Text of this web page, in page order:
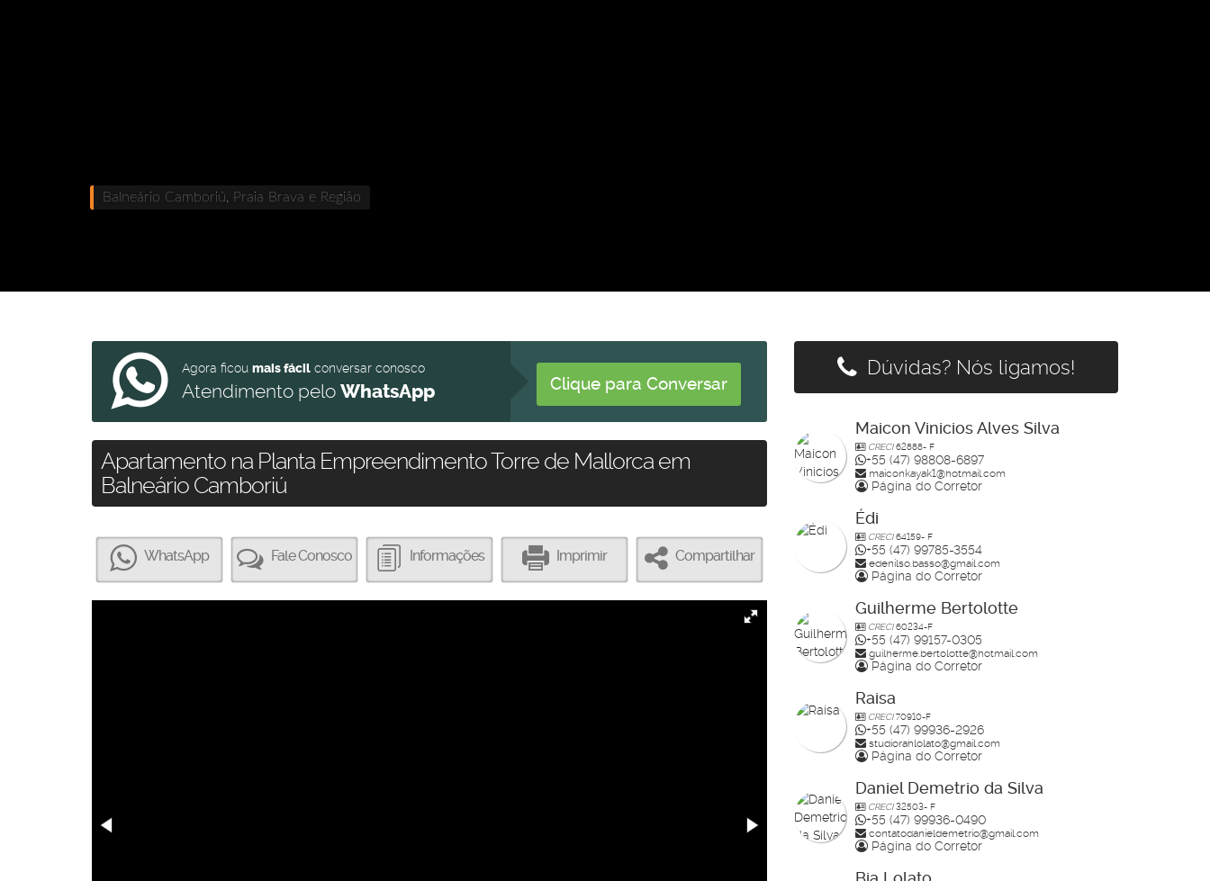
Balneário Camboriú, Praia Brava e Região
Agora ficou mais fácil conversar conosco
Atendimento pelo WhatsApp Clique para Conversar
Apartamento na Planta Empreendimento Torre de Mallorca em
Balneário Camboriú
WhatsApp Fale Conosco Informações Imprimir Compartilhar
Dúvidas? Nós ligamos!
Maicon Vinicios Alves Silva
CRECI62888- F
+55 (47) 98808-6897
maiconkayak1@hotmail.com
Página do Corretor
Édi
CRECI64159- F
+55 (47) 99785-3554
edenilso.basso@gmail.com
Página do Corretor
Guilherme Bertolotte
CRECI60234-F
+55 (47) 99157-0305
guilherme.bertolotte@hotmail.com
Página do Corretor
Raisa
CRECI70910-F
+55 (47) 99936-2926
studiorahlolato@gmail.com
Página do Corretor
Daniel Demetrio da Silva
CRECI32503- F
+55 (47) 99936-0490
contatodanieldemetrio@gmail.com
Página do Corretor